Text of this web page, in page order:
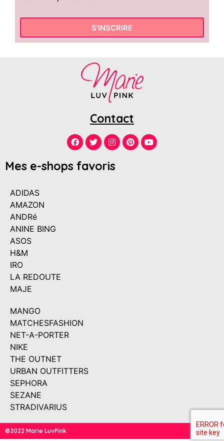
S'INSCRIRE
Contact
Mes e-shops favoris
ADIDAS
AMAZON
ANDRé
ANINE BING
ASOS
H&M
IRO
LA REDOUTE
MAJE
MANGO
MATCHESFASHION
NET-A-PORTER
NIKE
THE OUTNET
URBAN OUTFITTERS
SEPHORA
SEZANE
STRADIVARIUS
©2022 Marie LuvPink